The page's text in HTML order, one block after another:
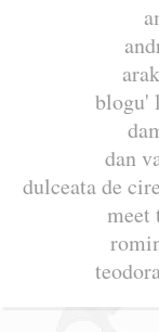
blogu'
dan
dulceata de
meet